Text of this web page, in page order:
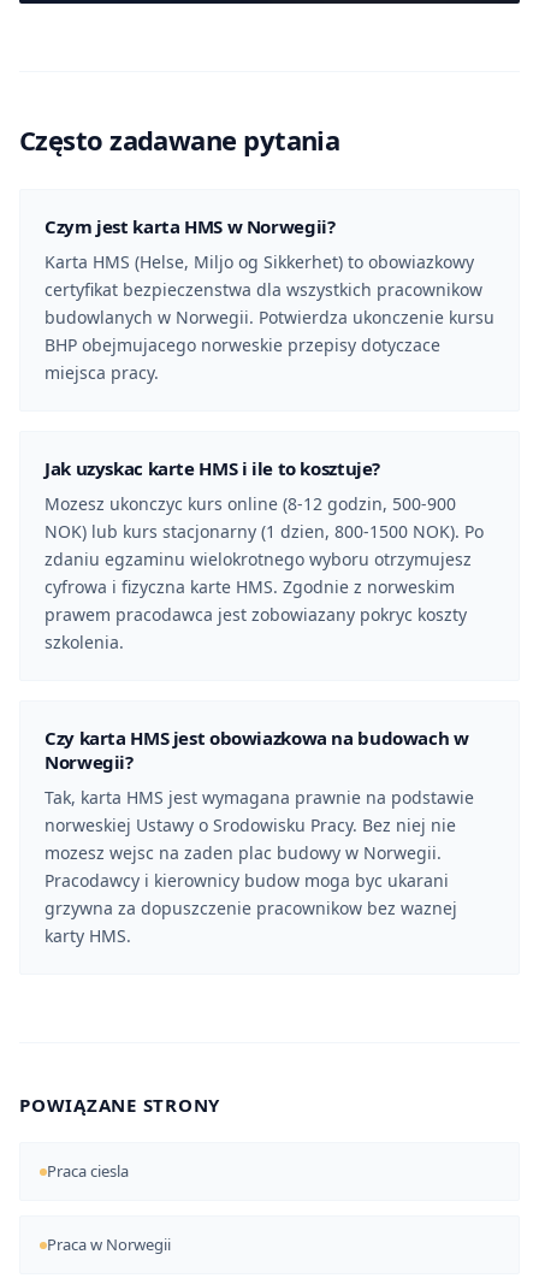
Często zadawane pytania
Czym jest karta HMS w Norwegii?
Karta HMS (Helse, Miljo og Sikkerhet) to obowiazkowy
certyfikat bezpieczenstwa dla wszystkich pracownikow
budowlanych w Norwegii. Potwierdza ukonczenie kursu
BHP obejmujacego norweskie przepisy dotyczace
miejsca pracy.
Jak uzyskac karte HMS i ile to kosztuje?
Mozesz ukonczyc kurs online (8-12 godzin, 500-900
NOK) lub kurs stacjonarny (1 dzien, 800-1500 NOK). Po
zdaniu egzaminu wielokrotnego wyboru otrzymujesz
cyfrowa i fizyczna karte HMS. Zgodnie z norweskim
prawem pracodawca jest zobowiazany pokryc koszty
szkolenia.
Czy karta HMS jest obowiazkowa na budowach w
Norwegii?
Tak, karta HMS jest wymagana prawnie na podstawie
norweskiej Ustawy o Srodowisku Pracy. Bez niej nie
mozesz wejsc na zaden plac budowy w Norwegii.
Pracodawcy i kierownicy budow moga byc ukarani
grzywna za dopuszczenie pracownikow bez waznej
karty HMS.
POWIĄZANE STRONY
Praca ciesla
Praca w Norwegii